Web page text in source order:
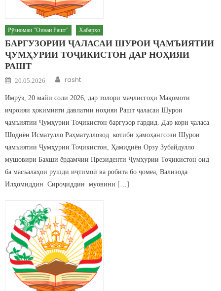
Рӯзномаи "Оинаи Рашт" Хабарҳо
БАРГУЗОРИИ ҶАЛАСАИ ШУРОИ ҶАМЪИЯТИИ
ҶУМҲУРИИ ТОҶИКИСТОН ДАР НОҲИЯИ
РАШТ
Posted on
20.05.2026 Author
rasht
Имрӯз, 20 майи соли 2026, дар толори маҷлисгоҳи Мақомоти
иҷроияи ҳокимияти давлатии ноҳияи Рашт ҷаласаи Шурои
ҷамъиятии Ҷумҳурии Тоҷикистон баргузор гардид. Дар кори ҷаласа
Шодиён Исматулло Раҳматуллозод котиби ҳамоҳангсози Шурои
ҷамъиятии Ҷумҳурии Тоҷикистон, Ҳамидиён Орзу Зубайдулло
мушовири Бахши ёрдамчии Президенти Ҷумҳурии Тоҷикистон оид
ба масъалаҳои рушди иҷтимоӣ ва робита бо ҷомеа, Вализода
Илҳомиддин Сироҷиддин муовини […]